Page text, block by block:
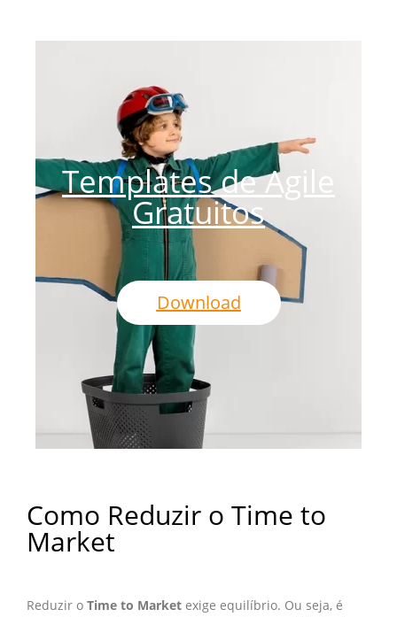
Templates de Agile
Gratuitos
Download
Como Reduzir o Time to
Market
Reduzir o Time to Market exige equilíbrio. Ou seja, é